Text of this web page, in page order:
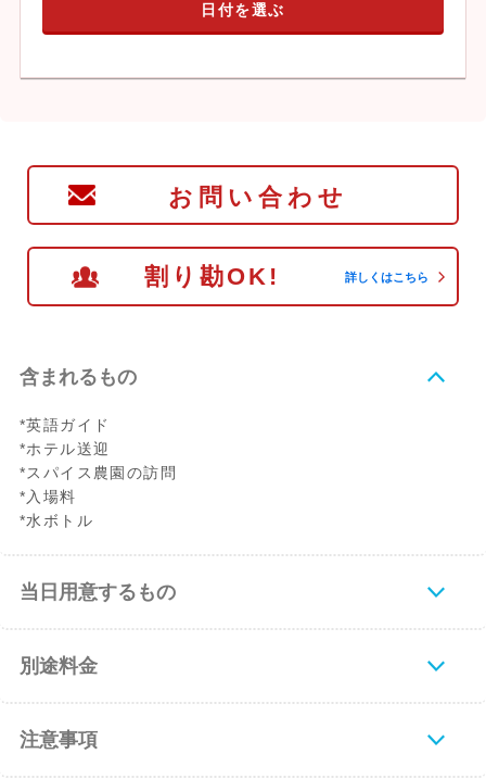
日付を選ぶ
お問い合わせ
割り勘OK! 詳しくはこちら
含まれるもの
*英語ガイド
*ホテル送迎
*スパイス農園の訪問
*入場料
*水ボトル
当日用意するもの
別途料金
注意事項